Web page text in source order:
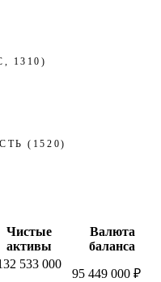
1310)
(1520)
Чистые
активы
Валюта
баланса
533 000
95 449 000 ₽